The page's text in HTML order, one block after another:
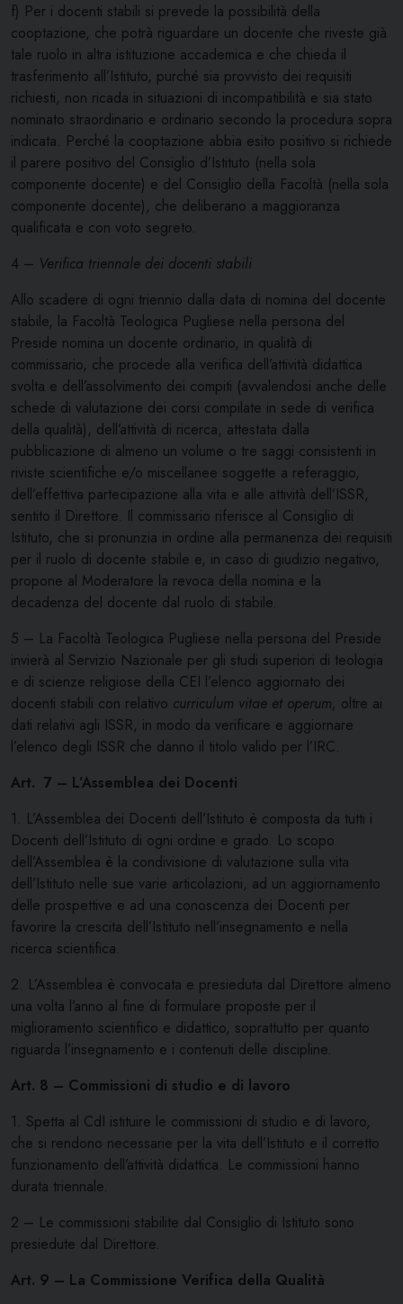
f) Per i docenti stabili si prevede la possibilità della
cooptazione, che potrà riguardare un docente che riveste già
tale ruolo in altra istituzione accademica e che chieda il
trasferimento all’Istituto, purché sia provvisto dei requisiti
richiesti, non ricada in situazioni di incompatibilità e sia stato
nominato straordinario e ordinario secondo la procedura sopra
indicata. Perché la cooptazione abbia esito positivo si richiede
il parere positivo del Consiglio d’Istituto (nella sola
componente docente) e del Consiglio della Facoltà (nella sola
componente docente), che deliberano a maggioranza
qualificata e con voto segreto.
4 – Verifica triennale dei docenti stabili
Allo scadere di ogni triennio dalla data di nomina del docente
stabile, la Facoltà Teologica Pugliese nella persona del
Preside nomina un docente ordinario, in qualità di
commissario, che procede alla verifica dell’attività didattica
svolta e dell’assolvimento dei compiti (avvalendosi anche delle
schede di valutazione dei corsi compilate in sede di verifica
della qualità), dell’attività di ricerca, attestata dalla
pubblicazione di almeno un volume o tre saggi consistenti in
riviste scientifiche e/o miscellanee soggette a referaggio,
dell’effettiva partecipazione alla vita e alle attività dell’ISSR,
sentito il Direttore. Il commissario riferisce al Consiglio di
Istituto, che si pronunzia in ordine alla permanenza dei requisiti
per il ruolo di docente stabile e, in caso di giudizio negativo,
propone al Moderatore la revoca della nomina e la
decadenza del docente dal ruolo di stabile.
5 – La Facoltà Teologica Pugliese nella persona del Preside
invierà al Servizio Nazionale per gli studi superiori di teologia
e di scienze religiose della CEI l’elenco aggiornato dei
docenti stabili con relativo curriculum vitae et operum, oltre ai
dati relativi agli ISSR, in modo da verificare e aggiornare
l’elenco degli ISSR che danno il titolo valido per l’IRC.
Art. 7 – L’Assemblea dei Docenti
1. L’Assemblea dei Docenti dell’Istituto è composta da tutti i
Docenti dell’Istituto di ogni ordine e grado. Lo scopo
dell’Assemblea è la condivisione di valutazione sulla vita
dell’Istituto nelle sue varie articolazioni, ad un aggiornamento
delle prospettive e ad una conoscenza dei Docenti per
favorire la crescita dell’Istituto nell’insegnamento e nella
ricerca scientifica.
2. L’Assemblea è convocata e presieduta dal Direttore almeno
una volta l’anno al fine di formulare proposte per il
miglioramento scientifico e didattico, soprattutto per quanto
riguarda l’insegnamento e i contenuti delle discipline.
Art. 8 – Commissioni di studio e di lavoro
1. Spetta al CdI istituire le commissioni di studio e di lavoro,
che si rendono necessarie per la vita dell’Istituto e il corretto
funzionamento dell’attività didattica. Le commissioni hanno
durata triennale.
2 – Le commissioni stabilite dal Consiglio di Istituto sono
presiedute dal Direttore.
Art. 9 – La Commissione Verifica della Qualità